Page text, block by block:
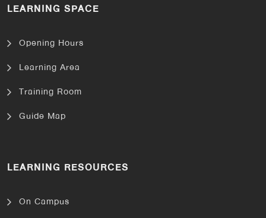
LEARNING SPACE
Opening Hours
Learning Area
Training Room
Guide Map
LEARNING RESOURCES
On Campus